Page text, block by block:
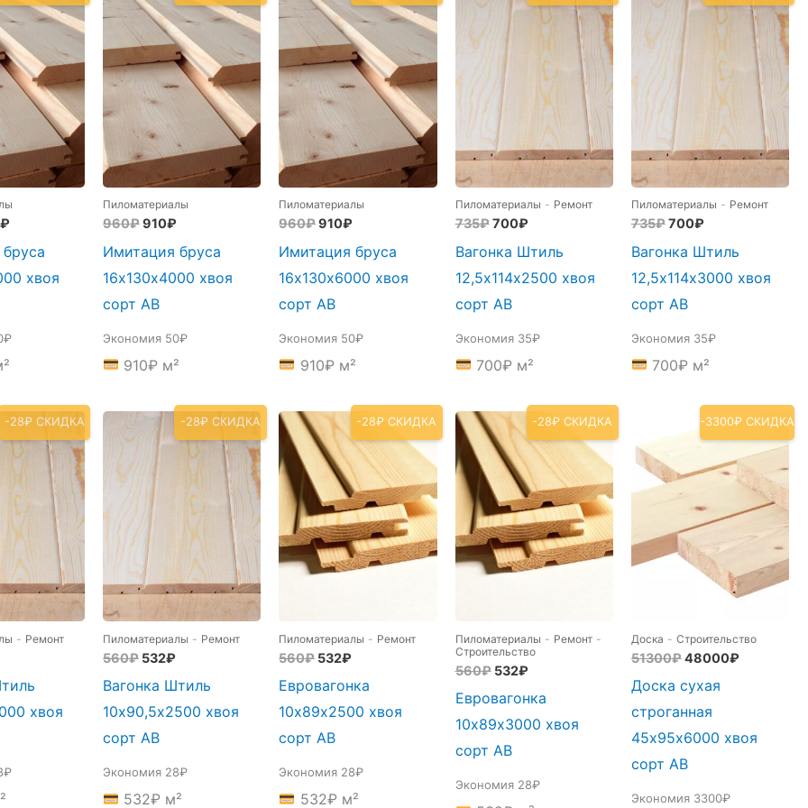
₽Текущая
1100₽.
хвоя
Пиломатериалы
960₽Первоначальная
составляла
960₽.
910₽
910₽.
Имитация бруса
16х130х4000 хвоя
сорт АВ
Экономия 50₽
910₽ м²
Пиломатериалы
960₽Первоначальная
составляла
960₽.
910₽
910₽.
Имитация бруса
16х130х6000 хвоя
сорт АВ
Экономия 50₽
910₽м²
Пиломатериалы - Ремонт
735₽ Первоначальная
составляла
735₽.
700₽Текущая
700₽.
Вагонка Штиль
12,5х114х2500 хвоя
сорт АВ
Экономия 35₽
700₽м²
Пиломатериалы - Ремонт
735₽Первоначальная
составляла
735₽.
700₽Текущая
700₽.
Вагонка Штиль
12,5х114х3000 хвоя
сорт АВ
Экономия 35₽
700₽м²
-28₽ СКИДКА
- Ремонт
хвоя
-28₽ СКИДКА
Пиломатериалы - Ремонт
560₽ Первоначальная
составляла
560₽.
532₽
532₽.
Вагонка Штиль
10х90,5х2500 хвоя
сорт АВ
Экономия 28₽
532₽ м²
-28₽ СКИДКА
Пиломатериалы - Ремонт
560₽ Первоначальная
составляла
560₽.
532₽
532₽.
Евровагонка
10х89х2500 хвоя
сорт АВ
Экономия 28₽
532₽м²
-28₽ СКИДКА
Пиломатериалы - Ремонт -
Строительство
560₽ Первоначальная
составляла
560₽.
532₽Текущая
532₽.
Евровагонка
10х89х3000 хвоя
сорт АВ
Экономия 28₽
-3300₽ СКИДКА
Доска - Строительство
51300₽Первоначальная
составляла
51300₽.
48000₽Текущая
Доска сухая
строганная
45х95х6000 хвоя
сорт АВ
Экономия 3300₽